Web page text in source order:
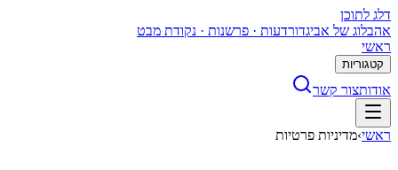
דלג לתוכן
אהבלוג של אביגדורדעות · פרשנות · נקודת מבט
ראשי
קטגוריות
אודותצור קשר
ראשי›מדיניות פרטיות